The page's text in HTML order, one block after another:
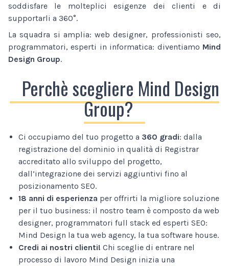
soddisfare le molteplici esigenze dei clienti e di
supportarli a 360°.
La squadra si amplia: web designer, professionisti seo,
programmatori, esperti in informatica: diventiamo Mind
Design Group.
Perchè scegliere Mind Design
Group?
Ci occupiamo del tuo progetto a 360 gradi: dalla
registrazione del dominio in qualità di Registrar
accreditato allo sviluppo del progetto,
dall’integrazione dei servizi aggiuntivi fino al
posizionamento SEO.
18 anni di esperienza per offrirti la migliore soluzione
per il tuo business: il nostro team è composto da web
designer, programmatori full stack ed esperti SEO:
Mind Design la tua web agency, la tua software house.
Credi ai nostri clienti! Chi sceglie di entrare nel
processo di lavoro Mind Design inizia una